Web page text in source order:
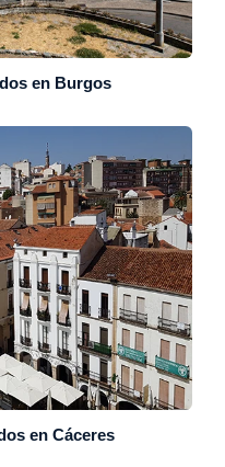
en Burgos
en Cáceres